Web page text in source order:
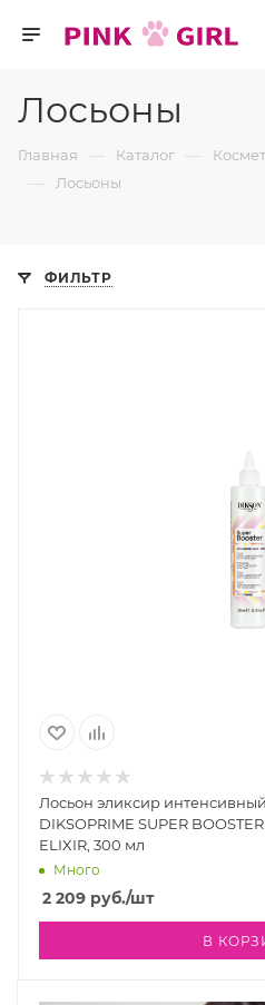
Лосьоны
Главная — Каталог —
— Лосьоны
ФИЛЬТР
Лосьон эликсир
DIKSOPRIME SUPER
ELIXIR, 300 мл
Много
2 209 руб./шт
В